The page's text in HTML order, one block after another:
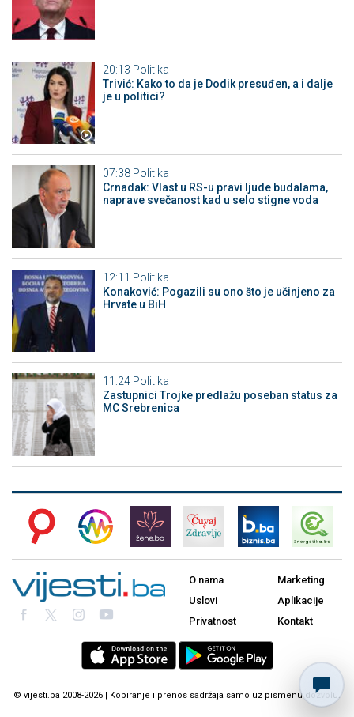
20:13 Politika
Trivić: Kako to da je Dodik presuđen, a i dalje
je u politici?
07:38 Politika
Crnadak: Vlast u RS-u pravi ljude budalama,
naprave svečanost kad u selo stigne voda
12:11 Politika
Konaković: Pogazili su ono što je učinjeno za
Hrvate u BiH
11:24 Politika
Zastupnici Trojke predlažu poseban status za
MC Srebrenica
O nama
Uslovi
Privatnost
Marketing
Aplikacije
Kontakt
© vijesti.ba 2008-2026 | Kopiranje i prenos sadržaja samo uz pismenu dozvolu.